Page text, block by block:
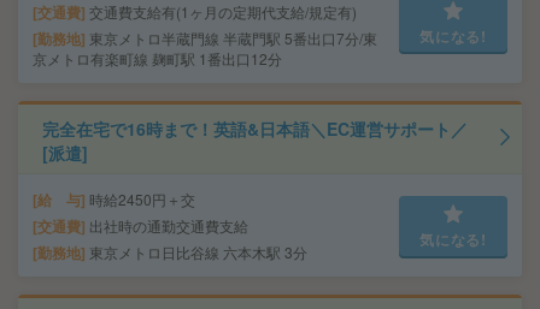
交通費 交通費支給有(1ヶ月の定期代支給/規定有)
勤務地 東京メトロ半蔵門線 半蔵門駅 5番出口7分/東
京メトロ有楽町線 麹町駅 1番出口12分
気になる!
完全在宅で16時まで！英語&日本語＼EC運営サポート／
[派遣]
給 与 時給2450円＋交
交通費 出社時の通勤交通費支給
勤務地 東京メトロ日比谷線 六本木駅 3分
気になる!